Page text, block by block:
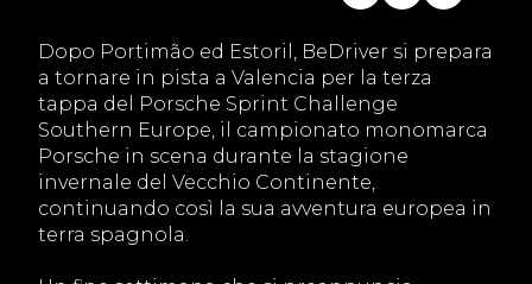
Dopo Portimão ed Estoril, BeDriver si prepara
a tornare in pista a Valencia per la terza
tappa del Porsche Sprint Challenge
Southern Europe, il campionato monomarca
Porsche in scena durante la stagione
invernale del Vecchio Continente,
continuando così la sua avventura europea in
terra spagnola.